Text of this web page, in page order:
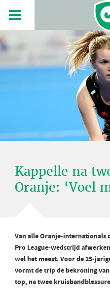
Kappelle na
Oranje: ‘Voel
Van alle Oranje-internationals
Pro League-wedstrijd
wel het meest. Voor de 25-
vormt de trip de bekroning
top, na twee